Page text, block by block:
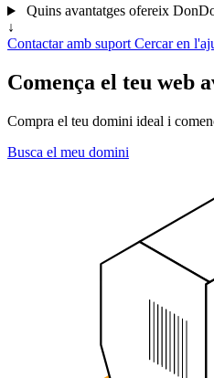
Quins avantatges ofereix
↓
Contactar amb suport Cercar en
Comença el teu web
Compra el teu domini ideal i
Busca el meu domini